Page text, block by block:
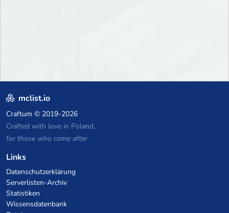
mclist.io
Craftum © 2019-2026
Crafted with love in Poland,
for those who come after
Links
Datenschutzerklärung
Serverlisten-Archiv
Statistiken
Wissensdatenbank